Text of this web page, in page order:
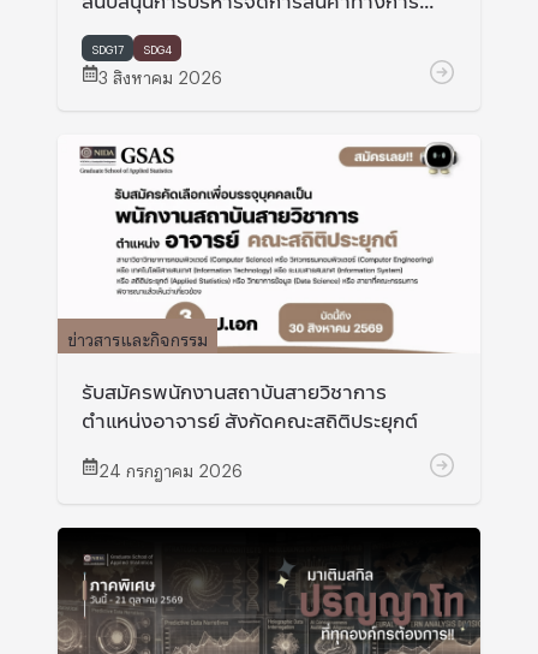
เกษตร ที่ Miyaki university และ Hokkaido
university ประเทศญี่ปุ่น
SDG17 SDG4
3 สิงหาคม 2026
ข่าวสารและกิจกรรม
รับสมัครพนักงานสถาบันสายวิชาการ
ตำแหน่งอาจารย์ สังกัดคณะสถิติประยุกต์
24 กรกฎาคม 2026